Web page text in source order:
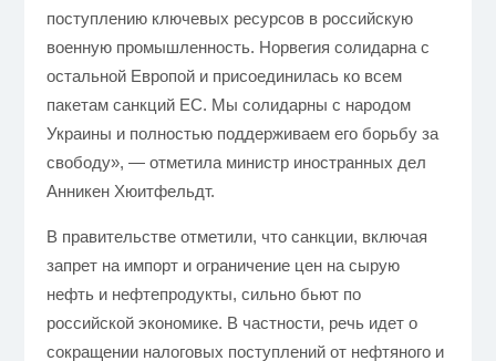
поступлению ключевых ресурсов в российскую
военную промышленность. Норвегия солидарна с
остальной Европой и присоединилась ко всем
пакетам санкций ЕС. Мы солидарны с народом
Украины и полностью поддерживаем его борьбу за
свободу», — отметила министр иностранных дел
Анникен Хюитфельдт.
В правительстве отметили, что санкции, включая
запрет на импорт и ограничение цен на сырую
нефть и нефтепродукты, сильно бьют по
российской экономике. В частности, речь идет о
сокращении налоговых поступлений от нефтяного и